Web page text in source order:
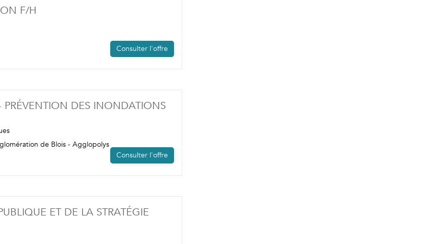
F/H
Consulter l'offre
PRÉVENTION DES INONDATIONS
de Blois - Agglopolys
Consulter l'offre
ET DE LA STRATÉGIE